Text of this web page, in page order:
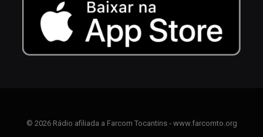
© 2026 Rádio afiliada a Farcom Tocantins - www.farcomto.org